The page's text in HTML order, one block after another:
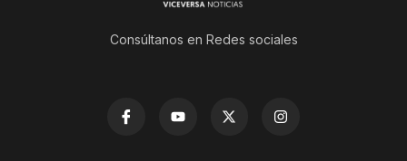
Consúltanos en Redes sociales